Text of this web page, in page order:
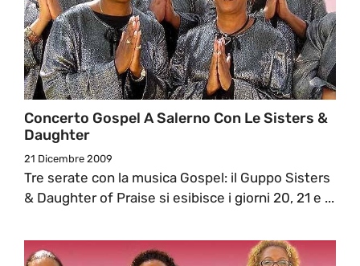
Concerto Gospel A Salerno Con Le Sisters &
Daughter
21 Dicembre 2009
Tre serate con la musica Gospel: il Guppo Sisters
& Daughter of Praise si esibisce i giorni 20, 21 e ...